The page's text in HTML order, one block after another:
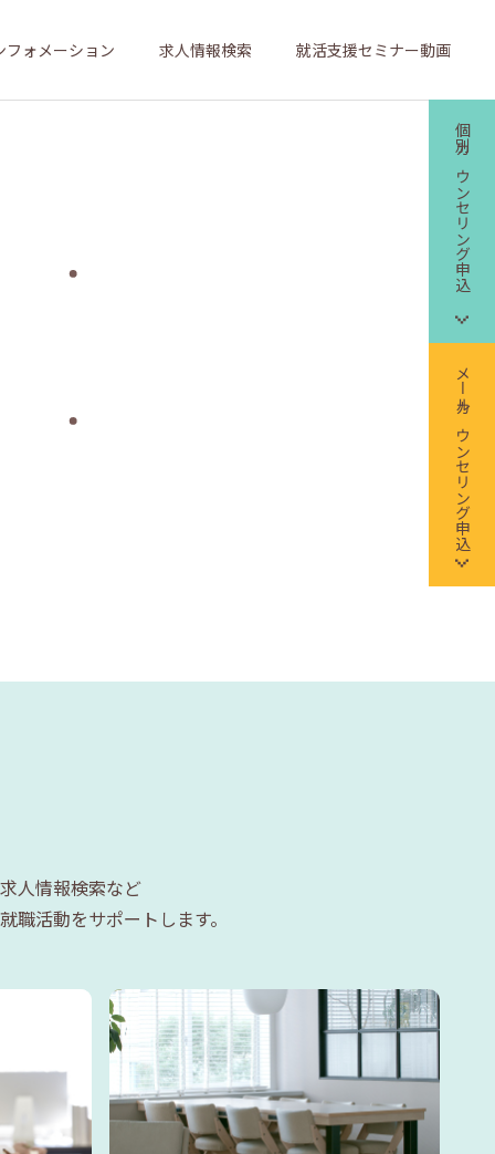
フォメーション 求人情報検索 就活支援セミナー動画
個別カウンセリング申込
メールカウンセリング申込
人情報検索など
活動をサポートします。